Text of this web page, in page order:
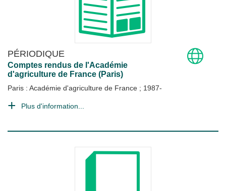
PÉRIODIQUE
Comptes rendus de l'Académie
d'agriculture de France (Paris)
Paris : Académie d'agriculture de France ; 1987-
Plus d'information...